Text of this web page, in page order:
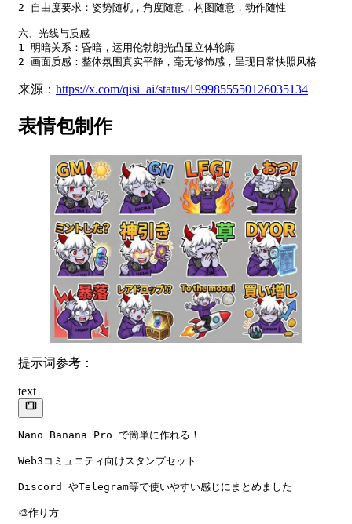
2 自由度要求：姿势随机，角度随意，构图随意，动作随性
六、光线与质感
1 明暗关系：昏暗，运用伦勃朗光凸显立体轮廓
2 画面质感：整体氛围真实平静，毫无修饰感，呈现日常快照风格
来源： https://x.com/qisi_ai/status/1999855550126035134
表情包制作
提示词参考：
text
Nano Banana Pro で簡単に作れる！
Web3コミュニティ向けスタンプセット
Discord やTelegram等で使いやすい感じにまとめました
🎨作り方